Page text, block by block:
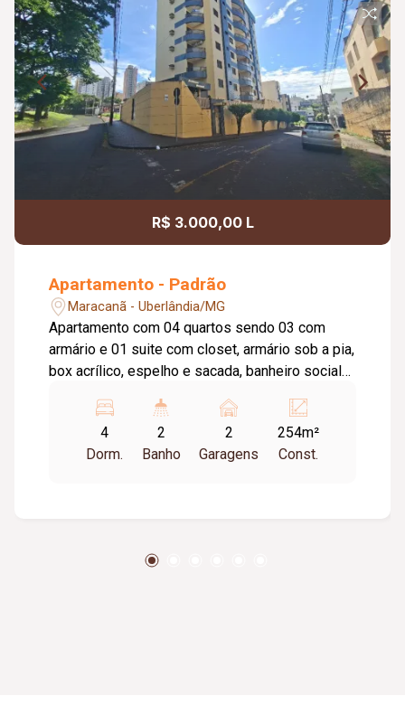
R$ 3.000,00 L
Apartamento - Padrão
Maracanã - Uberlândia/MG
Apartamento com 04 quartos sendo 03 com
armário e 01 suite com closet, armário sob a pia,
box acrílico, espelho e sacada, banheiro social
sala em 02 ambientes com sacada, cozinha
ampla com armário, lavanderia com armário,
despensa, banheiro de empregada, garagem
4
Dorm.
2
Banho
2
Garagens
254m²
Const.